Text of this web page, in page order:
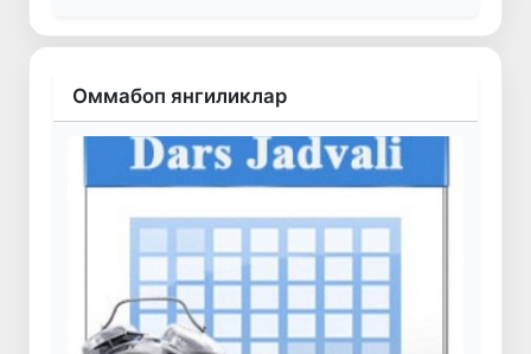
Оммабоп янгиликлар